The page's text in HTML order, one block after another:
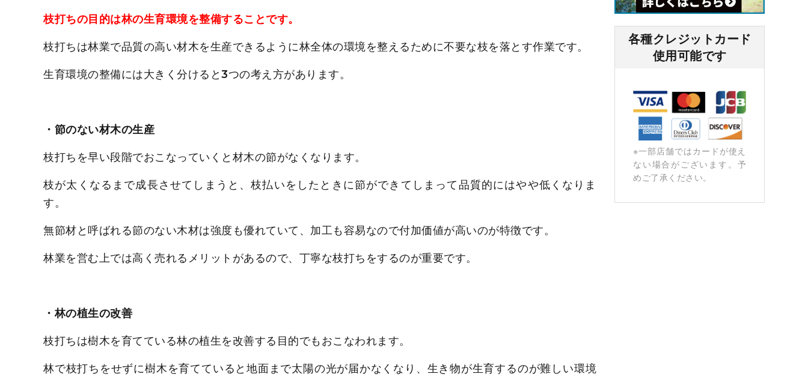
枝打ちの目的は林の生育環境を整備することです。
枝打ちは林業で品質の高い材木を生産できるように林全体の環境を整えるために不要な枝を落とす作業です。
生育環境の整備には大きく分けると3つの考え方があります。
・節のない材木の生産
枝打ちを早い段階でおこなっていくと材木の節がなくなります。
枝が太くなるまで成長させてしまうと、枝払いをしたときに節ができてしまって品質的にはやや低くなりま
す。
無節材と呼ばれる節のない木材は強度も優れていて、加工も容易なので付加価値が高いのが特徴です。
林業を営む上では高く売れるメリットがあるので、丁寧な枝打ちをするのが重要です。
・林の植生の改善
枝打ちは樹木を育てている林の植生を改善する目的でもおこなわれます。
林で枝打ちをせずに樹木を育てていると地面まで太陽の光が届かなくなり、生き物が生育するのが難しい環境
各種クレジットカード
使⽤可能です
※⼀部店舗ではカードが使え
ない場合がございます。予
めご了承ください。